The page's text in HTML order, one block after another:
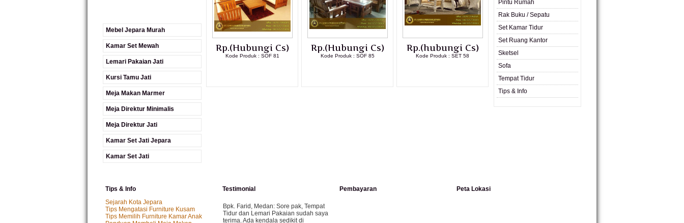
Mebel Jepara Murah
Kamar Set Mewah
Lemari Pakaian Jati
Kursi Tamu Jati
Meja Makan Marmer
Meja Direktur Minimalis
Meja Direktur Jati
Kamar Set Jati Jepara
Kamar Set Jati
Rp.(Hubungi Cs)
Kode Produk : SOF 81
Rp.(Hubungi Cs)
Kode Produk : SOF 85
Rp.(hubungi Cs)
Kode Produk : SET 58
Pintu Rumah
Rak Buku / Sepatu
Set Kamar Tidur
Set Ruang Kantor
Sketsel
Sofa
Tempat Tidur
Tips & Info
Tips & Info
Sejarah Kota Jepara
Tips Mengatasi Furniture Kusam
Tips Memilih Furniture Kamar Anak
Testimonial
Bpk. Farid, Medan: Sore pak, Tempat
Tidur dan Lemari Pakaian sudah saya
terima. Ada kendala sedikit di
Pembayaran Peta Lokasi